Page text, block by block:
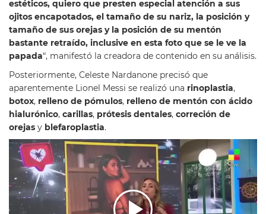
estéticos, quiero que presten especial atención a sus
ojitos encapotados, el tamaño de su nariz, la posición y
tamaño de sus orejas y la posición de su mentón
bastante retraído, inclusive en esta foto que se le ve la
papada“, manifestó la creadora de contenido en su análisis.
Posteriormente, Celeste Nardanone precisó que
aparentemente Lionel Messi se realizó una rinoplastia,
botox, relleno de pómulos, relleno de mentón con ácido
hialurónico, carillas, prótesis dentales, correción de
orejas y blefaroplastia.